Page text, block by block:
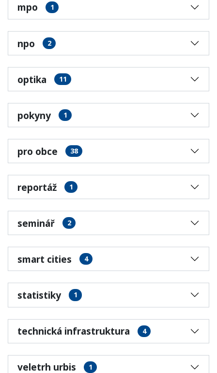
mpo 1
npo 2
optika 11
pokyny 1
pro obce 38
reportáž 1
seminář 2
smart cities 4
statistiky 1
technická infrastruktura 4
veletrh urbis 1